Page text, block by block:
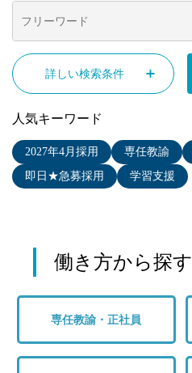
人気キーワード
2027年4月採用 専任教諭
即日★急募採用
学習支援
詳しい検索条件
働き方から探す
専任教諭・正社員